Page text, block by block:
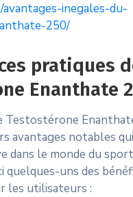
inegales-du-
250/
pratiques
Enanthate
Testostérone
avantages notables
dans le monde du
quelques-uns des
les utilisateurs :